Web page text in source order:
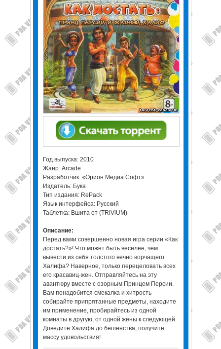
Год выпуска: 2010
Жанр: Arcade
Разработчик: «Орион Медиа Софт»
Издатель: Бука
Тип издания: RePack
Язык интерфейса: Русский
Таблетка: Вшита от (TRiViUM)
Описание:
Перед вами совершенно новая игра серии «Как
достать?»! Что может быть веселее, чем
вывести из себя толстого вечно ворчащего
Халифа? Наверное, только перецеловать всех
его красавиц-жен. Отправляйтесь на эту
авантюру вместе с озорным Принцем Персии.
Вам понадобится смекалка и хитрость –
собирайте припрятанные предметы, находите
им применение, пробирайтесь из одной
комнаты в другую, от одной жены к следующей.
Доведите Халифа до бешенства, получите
массу удовольствия!